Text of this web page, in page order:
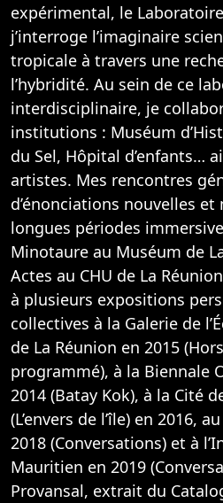
expérimental, le
j’interroge l’imaginaire
tropicale à travers une
l’hybridité. Au sein de ce
interdisciplinaire, je
institutions : Muséum
du Sel, Hôpital d’enfants…
artistes. Mes rencontres
d’énonciations nouvelles
longues périodes
Minotaure au Muséum de
Actes au CHU de La
à plusieurs expositions
collectives à la Galerie de
de La Réunion en 2015
programmé), à la Biennale
2014 (Batay Kok), à la Cité
(L’envers de l’île) en 2016,
2018 (Conversations) et à
Mauritien en 2019
Provansal, extrait du